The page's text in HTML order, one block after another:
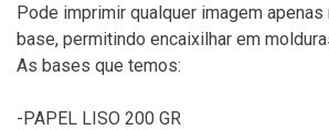
Pode imprimir qualquer imagem
base, permitindo encaixilhar em
As bases que temos:
-PAPEL LISO 200 GR